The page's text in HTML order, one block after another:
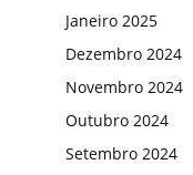
Janeiro 2025
Dezembro 2024
Novembro 2024
Outubro 2024
Setembro 2024